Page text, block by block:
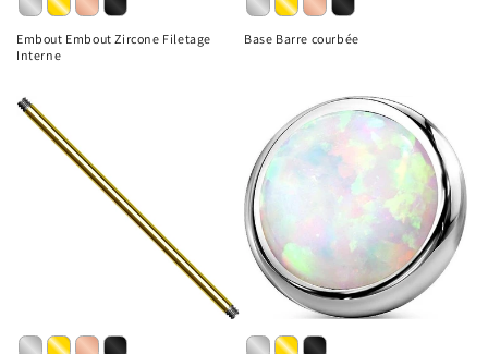
Embout Embout Zircone Filetage
Interne
Base Barre courbée